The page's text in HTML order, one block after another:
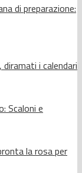
di preparazione:
i calendari
Scaloni e
la rosa per